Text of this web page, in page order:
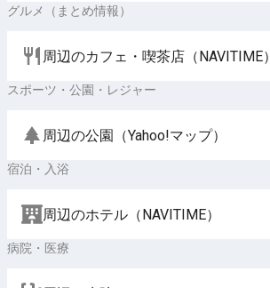
グルメ（まとめ情報）
周辺のカフェ・喫茶店（NAVITIME）
スポーツ・公園・レジャー
周辺の公園（Yahoo!マップ）
宿泊・入浴
周辺のホテル（NAVITIME）
病院・医療